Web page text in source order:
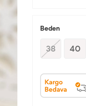
Beden
38 40